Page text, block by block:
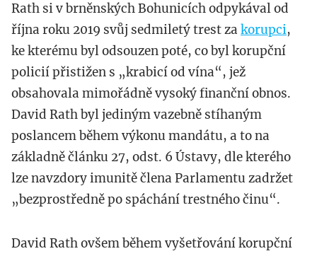
Rath si v brněnských Bohunicích odpykával od
října roku 2019 svůj sedmiletý trest za korupci,
ke kterému byl odsouzen poté, co byl korupční
policií přistižen s „krabicí od vína“, jež
obsahovala mimořádně vysoký finanční obnos.
David Rath byl jediným vazebně stíhaným
poslancem během výkonu mandátu, a to na
základně článku 27, odst. 6 Ústavy, dle kterého
lze navzdory imunitě člena Parlamentu zadržet
„bezprostředně po spáchání trestného činu“.
David Rath ovšem během vyšetřování korupční